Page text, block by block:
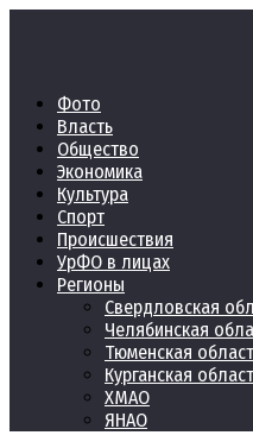
Фото
Власть
Общество
Экономика
Культура
Спорт
Происшествия
УрФО в лицах
Регионы
Свердловская
Челябинская
Тюменская
Курганская
ХМАО
ЯНАО